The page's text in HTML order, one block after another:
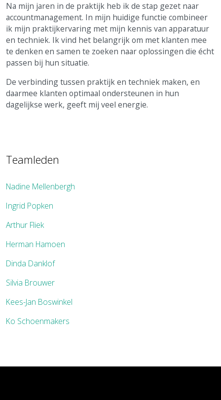
Na mijn jaren in de praktijk heb ik de stap gezet naar
accountmanagement. In mijn huidige functie combineer
ik mijn praktijkervaring met mijn kennis van apparatuur
en techniek. Ik vind het belangrijk om met klanten mee
te denken en samen te zoeken naar oplossingen die écht
passen bij hun situatie.
De verbinding tussen praktijk en techniek maken, en
daarmee klanten optimaal ondersteunen in hun
dagelijkse werk, geeft mij veel energie.
Teamleden
Nadine Mellenbergh
Ingrid Popken
Arthur Fliek
Herman Hamoen
Dinda Danklof
Silvia Brouwer
Kees-Jan Boswinkel
Ko Schoenmakers